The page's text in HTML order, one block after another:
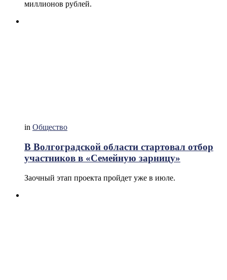
миллионов рублей.
in Общество
В Волгоградской области стартовал отбор
участников в «Семейную зарницу»
Заочный этап проекта пройдет уже в июле.